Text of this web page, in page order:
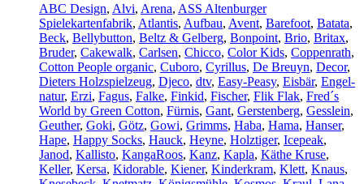
ABC Design, Alvi, Arena, ASS Altenburger
Spielekartenfabrik, Atlantis, Aufbau, Avent, Barefoot, Batata,
Beck, Bellybutton, Beltz & Gelberg, Bonpoint, Brio, Britax,
Bruder, Cakewalk, Carlsen, Chicco, Color Kids, Coppenrath,
Cotton People organic, Cuboro, Cyrillus, De Breuyn, Decor,
Dieters Holzspielzeug, Djeco, dtv, Easy-Peasy, Eisbär, Engel-
natur, Erzi, Fagus, Falke, Finkid, Fischer, Flik Flak, Fred´s
World by Green Cotton, Fürnis, Gant, Gerstenberg, Gesslein,
Geuther, Goki, Götz, Gowi, Grimms, Haba, Hama, Hanser,
Hape, Happy Socks, Hauck, Heyne, Holztiger, Icepeak,
Janod, Kallisto, KangaRoos, Kanz, Kapla, Käthe Kruse,
Keller, Kersa, Kidorable, Kiener, Kinderkram, Klett, Knaus,